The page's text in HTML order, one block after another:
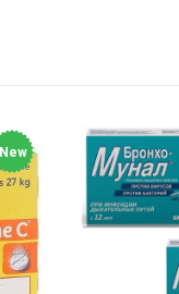
New